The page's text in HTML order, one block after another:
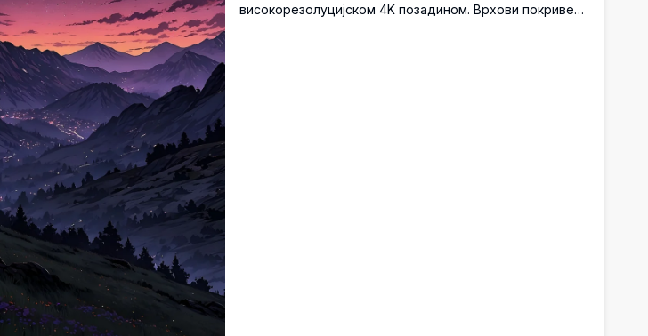
високорезолуцијском 4K позадином. Врхови покривени